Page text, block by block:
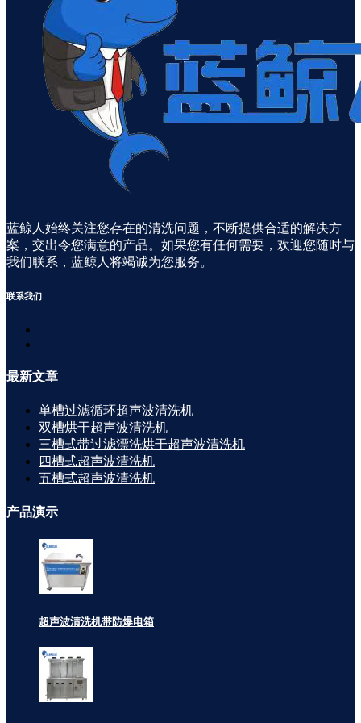
蓝鲸人始终关注您存在的清洗问题，不断提供合适的解决方
案，交出令您满意的产品。如果您有任何需要，欢迎您随时与
我们联系，蓝鲸人将竭诚为您服务。
联系我们
最新文章
单槽过滤循环超声波清洗机
双槽烘干超声波清洗机
三槽式带过滤漂洗烘干超声波清洗机
四槽式超声波清洗机
五槽式超声波清洗机
产品演示
超声波清洗机带防爆电箱